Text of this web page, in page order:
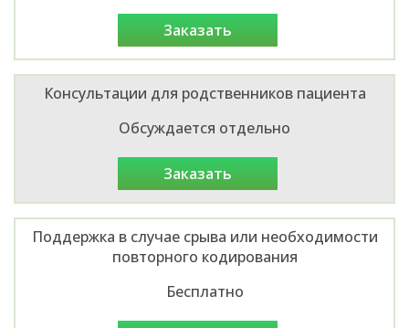
заказать
Консультации для родственников пациента
Обсуждается отдельно
заказать
Поддержка в случае срыва или необходимости
повторного кодирования
Бесплатно